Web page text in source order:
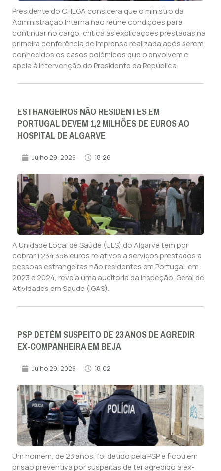
Presidente do CHEGA considera que o ministro da
Administração Interna não reúne condições para
continuar no cargo, critica as explicações prestadas na
primeira conferência de imprensa realizada após serem
conhecidos os casos polémicos que o envolvem e
apela à intervenção do Presidente da República.
ESTRANGEIROS NÃO RESIDENTES EM
PORTUGAL DEVEM 1,2 MILHÕES DE EUROS AO
HOSPITAL DE ALGARVE
Julho 29, 2026 18:26
A Unidade Local de Saúde (ULS) do Algarve tem por
cobrar 1.234.358 euros relativos a serviços prestados a
pessoas estrangeiras não residentes em Portugal, em
2023 e 2024, revela uma auditoria da Inspeção-Geral de
Atividades em Saúde (IGAS).
PSP DETÉM SUSPEITO DE 23 ANOS DE AGREDIR
EX-COMPANHEIRA EM BEJA
Julho 29, 2026 18:02
Um homem, de 23 anos, foi detido pela PSP e ficou em
prisão preventiva por suspeitas de ter agredido a ex-